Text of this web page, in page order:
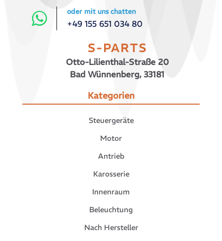
oder mit uns chatten
+49 155 651 034 80
S-PARTS
Otto-Lilienthal-Straße 20
Bad Wünnenberg, 33181
Kategorien
Steuergeräte
Motor
Antrieb
Karosserie
Innenraum
Beleuchtung
Nach Hersteller